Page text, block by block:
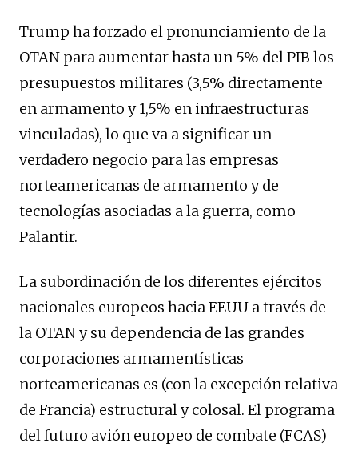
Trump ha forzado el pronunciamiento de la
OTAN para aumentar hasta un 5% del PIB los
presupuestos militares (3,5% directamente
en armamento y 1,5% en infraestructuras
vinculadas), lo que va a significar un
verdadero negocio para las empresas
norteamericanas de armamento y de
tecnologías asociadas a la guerra, como
Palantir.
La subordinación de los diferentes ejércitos
nacionales europeos hacia EEUU a través de
la OTAN y su dependencia de las grandes
corporaciones armamentísticas
norteamericanas es (con la excepción relativa
de Francia) estructural y colosal. El programa
del futuro avión europeo de combate (FCAS)